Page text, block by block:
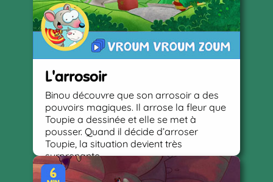
L'arrosoir
Binou découvre que son arrosoir a des
pouvoirs magiques. Il arrose la fleur que
Toupie a dessinée et elle se met à
pousser. Quand il décide d’arroser
Toupie, la situation devient très
surprenante.